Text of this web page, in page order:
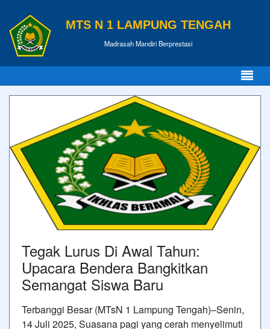
MTS N 1 LAMPUNG TENGAH
Madrasah Mandiri Berprestasi
Tegak Lurus Di Awal Tahun:
Upacara Bendera Bangkitkan
Semangat Siswa Baru
Terbanggi Besar (MTsN 1 Lampung Tengah)–Senin,
14 Juli 2025, Suasana pagi yang cerah menyelimuti